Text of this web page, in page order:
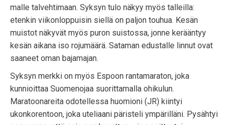
malle talvehtimaan. Syksyn tulo näkyy myös talleilla:
etenkin viikonloppuisin siellä on paljon touhua. Kesän
muistot näkyvät myös puron suistossa, jonne kerääntyy
kesän aikana iso rojumäärä. Sataman edustalle linnut ovat
saaneet oman bajamajan.
Syksyn merkki on myös Espoon rantamaraton, joka
kunnioittaa Suomenojaa suorittamalla ohikulun.
Maratoonareita odotellessa huomioni (JR) kiintyi
ukonkorentoon, joka uteliaani päristeli ympärilläni. Pysähtyi